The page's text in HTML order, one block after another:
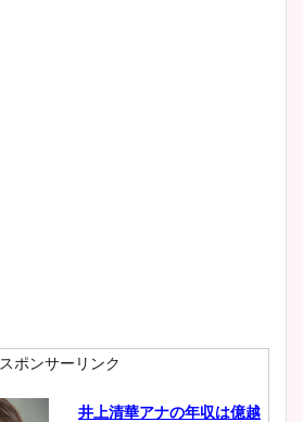
スポンサーリンク
井上清華アナの年収は億越